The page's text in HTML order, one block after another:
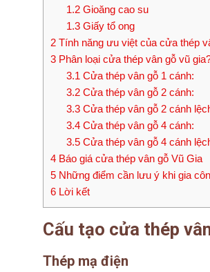
1.2Gioăng cao su
1.3Giấy tổ ong
2 Tính năng ưu việt của cửa thép
3 Phân loại cửa thép vân gỗ vũ
3.1 Cửa thép vân gỗ 1 cánh:
3.2Cửa thép vân gỗ 2 cánh:
3.3Cửa thép vân gỗ 2 cánh
3.4Cửa thép vân gỗ 4 cánh:
3.5Cửa thép vân gỗ 4 cánh
4 Báo giá cửa thép vân gỗ Vũ Gia
5 Những điểm cần lưu ý khi gia
6 Lời kết
Cấu tạo cửa thép
Thép mạ điện